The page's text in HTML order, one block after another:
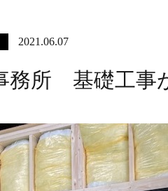
2021.06.07
務所 基礎工事